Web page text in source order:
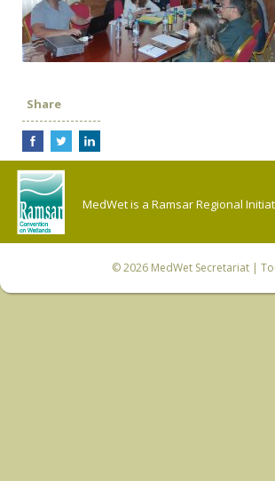
Share
MedWet is a Ramsar Regional
© 2026 MedWet Secretariat|